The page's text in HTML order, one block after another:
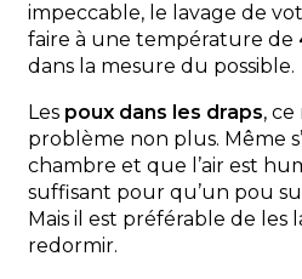
impeccable, le lavage de
faire à une température de
dans la mesure du possible.
Les poux dans les draps, ce
problème non plus. Même
chambre et que l’air est
suffisant pour qu’un pou
Mais il est préférable de les
redormir.